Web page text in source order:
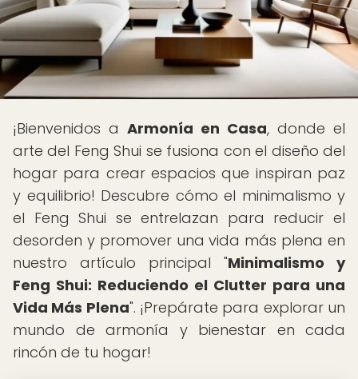
¡Bienvenidos a Armonía en Casa, donde el
arte del Feng Shui se fusiona con el diseño del
hogar para crear espacios que inspiran paz
y equilibrio! Descubre cómo el minimalismo y
el Feng Shui se entrelazan para reducir el
desorden y promover una vida más plena en
nuestro artículo principal "Minimalismo y
Feng Shui: Reduciendo el Clutter para una
Vida Más Plena". ¡Prepárate para explorar un
mundo de armonía y bienestar en cada
rincón de tu hogar!